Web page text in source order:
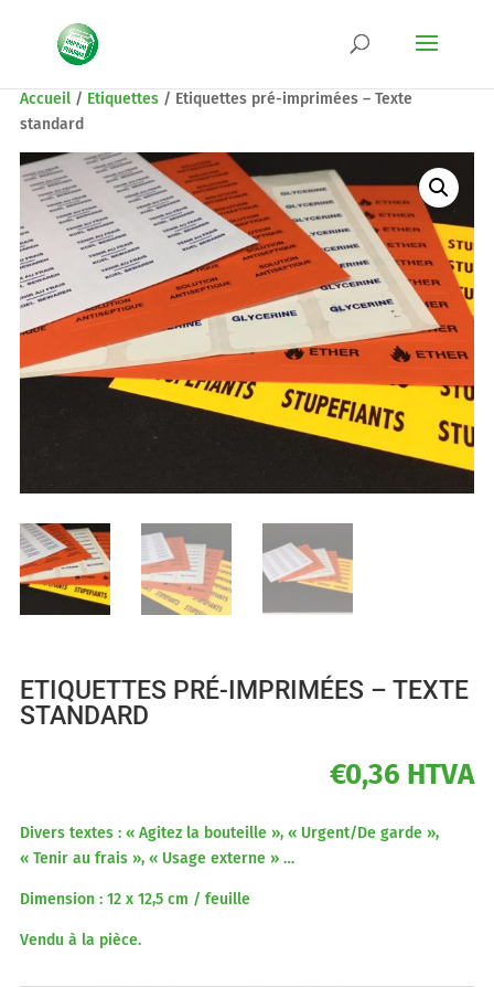
Accueil / Etiquettes / Etiquettes pré-imprimées – Texte
standard
ETIQUETTES PRÉ-IMPRIMÉES – TEXTE
STANDARD
€0,36 HTVA
Divers textes : « Agitez la bouteille », « Urgent/De garde »,
« Tenir au frais », « Usage externe » …
Dimension : 12 x 12,5 cm / feuille
Vendu à la pièce.